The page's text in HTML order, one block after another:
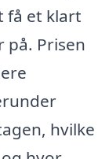
få et klart
på. Prisen
hvilke